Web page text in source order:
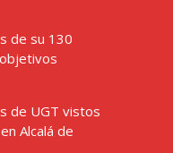
de su 130
de UGT vistos
Alcalá de